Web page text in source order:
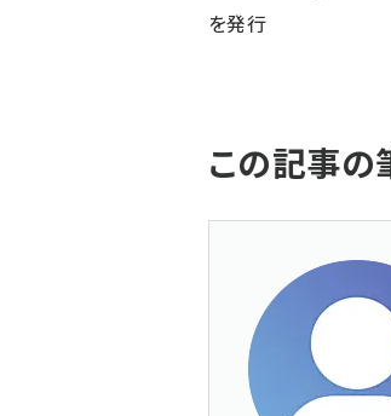
を発行
この記事の